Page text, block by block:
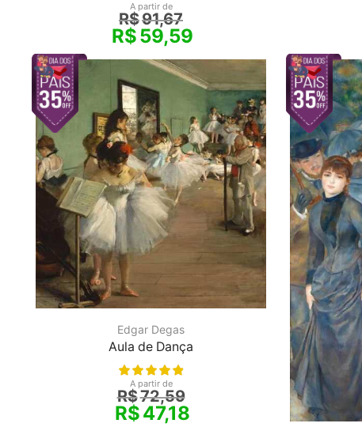
A partir de
R$91,67
R$59,59
Edgar Degas
Aula de Dança
A partir de
R$72,59
R$47,18